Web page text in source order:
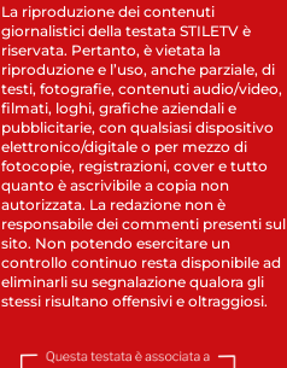
La riproduzione dei contenuti
giornalistici della testata STILETV è
riservata. Pertanto, è vietata la
riproduzione e l’uso, anche parziale, di
testi, fotografie, contenuti audio/video,
filmati, loghi, grafiche aziendali e
pubblicitarie, con qualsiasi dispositivo
elettronico/digitale o per mezzo di
fotocopie, registrazioni, cover e tutto
quanto è ascrivibile a copia non
autorizzata. La redazione non è
responsabile dei commenti presenti sul
sito. Non potendo esercitare un
controllo continuo resta disponibile ad
eliminarli su segnalazione qualora gli
stessi risultano offensivi e oltraggiosi.